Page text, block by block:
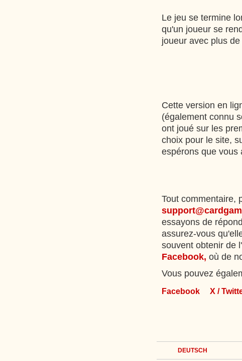
Le jeu se termine
qu'un joueur se
joueur avec plus
Cette version en
(également connu
ont joué sur les
choix pour le site,
espérons que vous
Tout commentaire,
essayons de
assurez-vous
souvent obtenir de
Facebook, où de
Vous pouvez
Facebook X /
DEUTSCH